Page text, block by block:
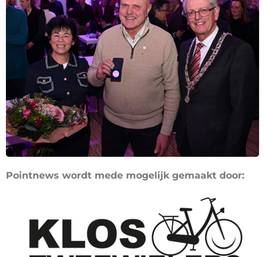
Pointnews wordt mede mogelijk gemaakt door: